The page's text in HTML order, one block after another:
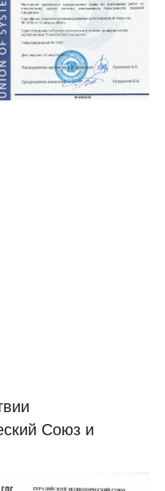
Союз и